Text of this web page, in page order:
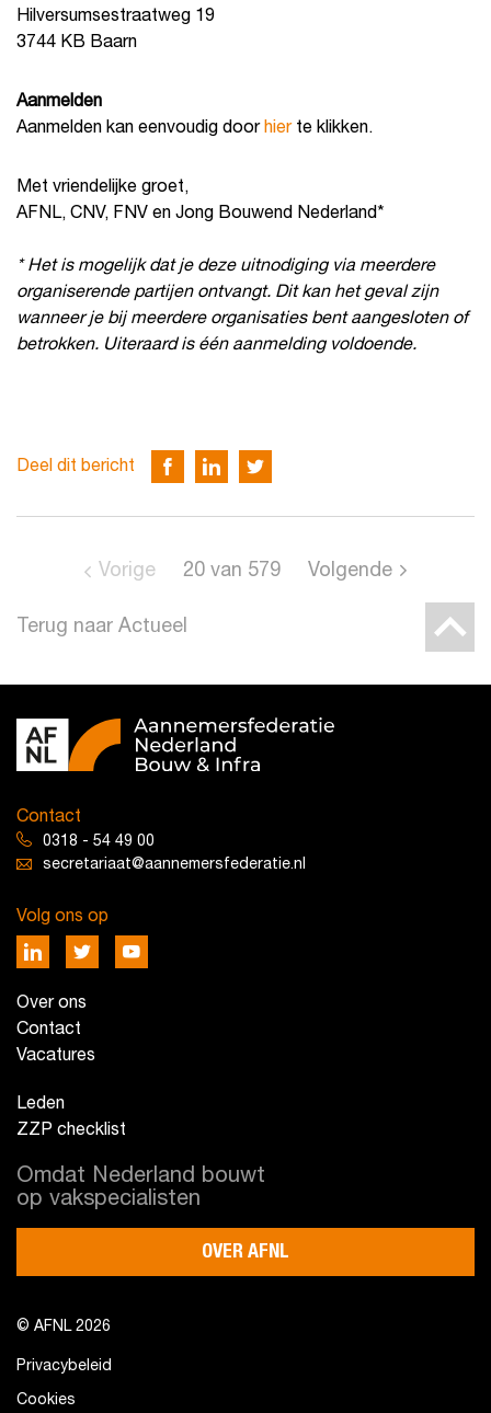
Hilversumsestraatweg 19
3744 KB Baarn
Aanmelden
Aanmelden kan eenvoudig door hierte klikken.
Met vriendelijke groet,
AFNL, CNV, FNV en Jong Bouwend Nederland*
* Het is mogelijk dat je deze uitnodiging via meerdere
organiserende partijen ontvangt. Dit kan het geval zijn
wanneer je bij meerdere organisaties bent aangesloten of
betrokken. Uiteraard is één aanmelding voldoende.
Deel dit bericht
Terug naar Actueel
Vorige 20 van 579 Volgende
Contact
0318 - 54 49 00
secretariaat@aannemersfederatie.nl
Volg ons op
Over ons
Contact
Vacatures
Leden
ZZP checklist
Omdat Nederland bouwt
op vakspecialisten
OVER AFNL
© AFNL 2026
Privacybeleid
Cookies